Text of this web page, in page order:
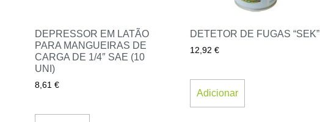
DEPRESSOR EM LATÃO
PARA MANGUEIRAS DE
CARGA DE 1/4″ SAE (10
UNI)
8,61 €
DETETOR DE FUGAS “SEK”
12,92 €
Adicionar